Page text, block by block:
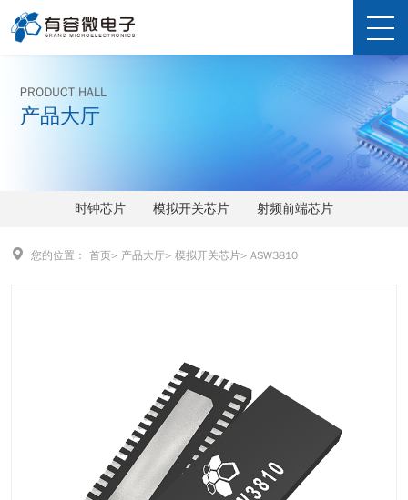
PRODUCT HALL
产品大厅
时钟芯片 模拟开关芯片 射频前端芯片
您的位置： 首页> 产品大厅> 模拟开关芯片> ASW3810